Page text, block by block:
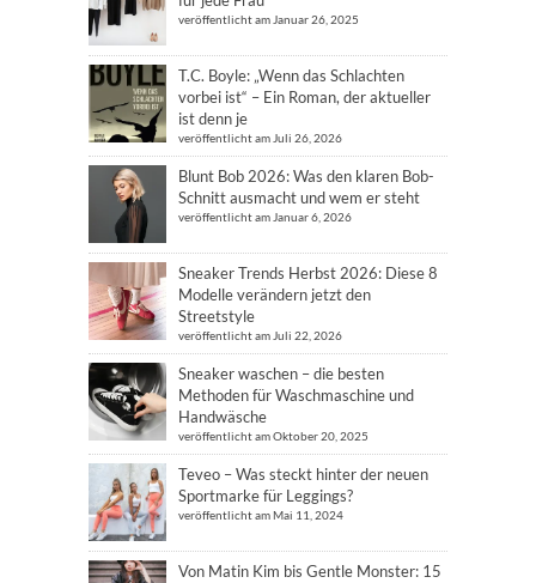
veröffentlicht am Januar 26, 2025
T.C. Boyle: „Wenn das Schlachten
vorbei ist“ – Ein Roman, der aktueller
ist denn je
veröffentlicht am Juli 26, 2026
Blunt Bob 2026: Was den klaren Bob-
Schnitt ausmacht und wem er steht
veröffentlicht am Januar 6, 2026
Sneaker Trends Herbst 2026: Diese 8
Modelle verändern jetzt den
Streetstyle
veröffentlicht am Juli 22, 2026
Sneaker waschen – die besten
Methoden für Waschmaschine und
Handwäsche
veröffentlicht am Oktober 20, 2025
Teveo – Was steckt hinter der neuen
Sportmarke für Leggings?
veröffentlicht am Mai 11, 2024
Von Matin Kim bis Gentle Monster: 15